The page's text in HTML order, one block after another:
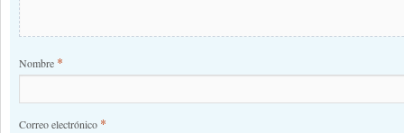
Nombre *
Correo electrónico *